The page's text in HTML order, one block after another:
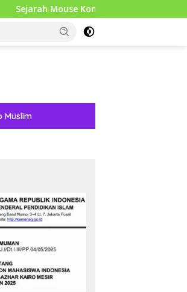
Komputer: Dari Penemuan Awal
Muslim